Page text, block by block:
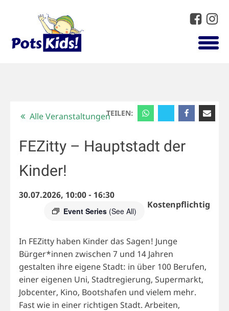
TEILEN:
Alle Veranstaltungen
FEZitty – Hauptstadt der
Kinder!
30.07.2026, 10:00- 16:30
Event Series (See All)
Kostenpflichtig
In FEZitty haben Kinder das Sagen! Junge
Bürger*innen zwischen 7 und 14 Jahren
gestalten ihre eigene Stadt: in über 100 Berufen,
einer eigenen Uni, Stadtregierung, Supermarkt,
Jobcenter, Kino, Bootshafen und vielem mehr.
Fast wie in einer richtigen Stadt. Arbeiten,